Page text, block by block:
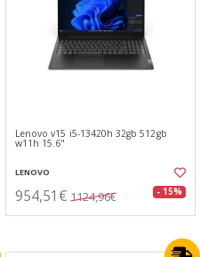
Lenovo v15 i5-13420h 32gb 512gb
w11h 15.6"
LENOVO
954,51€ 1124,96€ - 15%